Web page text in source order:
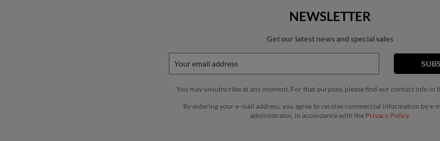
NEWSLETTER
Get our latest news and special sales
You may unsubscribe at any moment. For that purpose, please find our contact info in
By entering your e-mail address, you agree to receive commercial information by e-
administrator, in accordance with the Privacy Policy.